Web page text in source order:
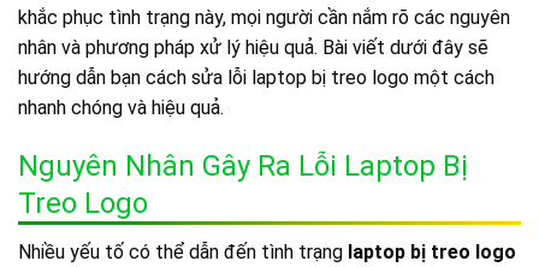
khắc phục tình trạng này, mọi người cần nắm rõ các nguyên
nhân và phương pháp xử lý hiệu quả. Bài viết dưới đây sẽ
hướng dẫn bạn cách sửa lỗi laptop bị treo logo một cách
nhanh chóng và hiệu quả.
Nguyên Nhân Gây Ra Lỗi Laptop Bị
Treo Logo
Nhiều yếu tố có thể dẫn đến tình trạng laptop bị treo logo